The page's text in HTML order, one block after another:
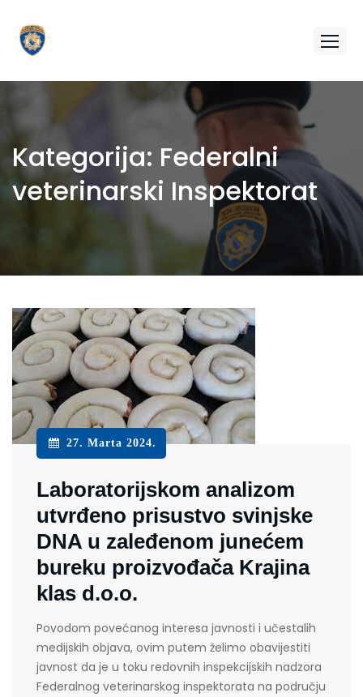
Kategorija: Federalni
veterinarski Inspektorat
27. Marta 2024.
Laboratorijskom analizom
utvrđeno prisustvo svinjske
DNA u zaleđenom junećem
bureku proizvođača Krajina
klas d.o.o.
Povodom povećanog interesa javnosti i učestalih
medijskih objava, ovim putem želimo obavijestiti
javnost da je u toku redovnih inspekcijskih nadzora
Federalnog veterinarskog inspektorata na području